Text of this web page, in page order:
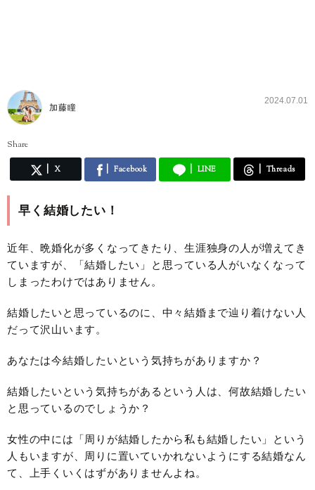
加藤瞳
2024.07.01
Share
X Facebook LINE Threads
早く結婚したい！
近年、晩婚化が多くなってきたり、生涯独身の人が増えてき
ていますが、「結婚したい」と思っている人がいなくなって
しまったわけではありません。
結婚したいと思っているのに、中々結婚まで辿り着けない人
だって沢山います。
あなたは今結婚したいという気持ちがありますか？
結婚したいという気持ちがあるという人は、何故結婚したい
と思っているのでしょうか？
女性の中には「周りが結婚したから私も結婚したい」という
人もいますが、周りに置いていかれないようにする結婚なん
て、上手くいくはずがありませんよね。